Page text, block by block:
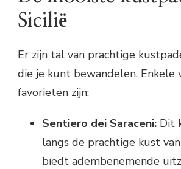
Sicilië
Er zijn tal van prachtige
die je kunt bewandelen. Enkele
favorieten zijn:
Sentiero dei Saraceni: Dit
langs de prachtige kust
biedt adembenemende